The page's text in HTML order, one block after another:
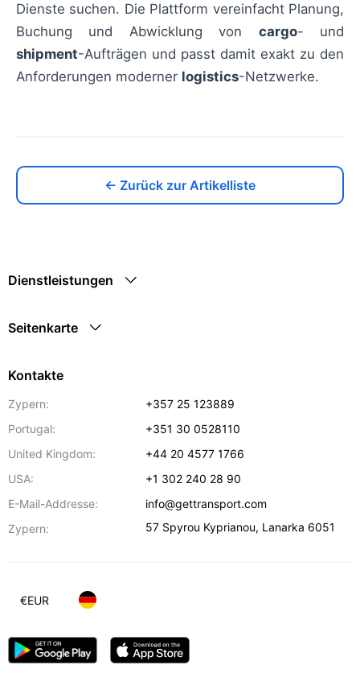
Dienste suchen. Die Plattform vereinfacht Planung,
Buchung und Abwicklung von cargo- und
shipment-Aufträgen und passt damit exakt zu den
Anforderungen moderner logistics-Netzwerke.
← Zurück zur Artikelliste
Dienstleistungen
Seitenkarte
Kontakte
Zypern:
+357 25 123889
Portugal:
+351 30 0528110
United Kingdom:
+44 20 4577 1766
USA:
+1 302 240 28 90
E-Mail-Addresse:
info@gettransport.com
Zypern:
57 Spyrou Kyprianou, Lanarka 6051
€EUR